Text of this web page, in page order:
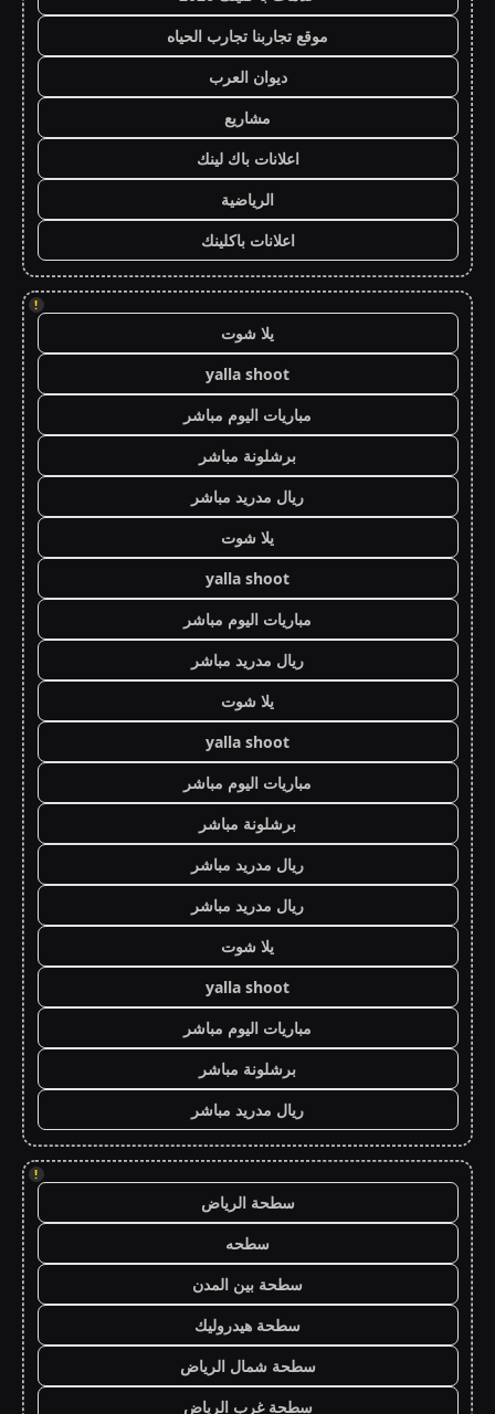
موقع تجاربنا تجارب الحياه
ديوان العرب
مشاريع
اعلانات باك لينك
الرياضية
اعلانات باكلينك
!
يلا شوت
yalla shoot
مباريات اليوم مباشر
برشلونة مباشر
ريال مدريد مباشر
يلا شوت
yalla shoot
مباريات اليوم مباشر
ريال مدريد مباشر
يلا شوت
yalla shoot
مباريات اليوم مباشر
برشلونة مباشر
ريال مدريد مباشر
ريال مدريد مباشر
يلا شوت
yalla shoot
مباريات اليوم مباشر
برشلونة مباشر
ريال مدريد مباشر
!
سطحة الرياض
سطحه
سطحة بين المدن
سطحة هيدروليك
سطحة شمال الرياض
سطحة غرب الرياض